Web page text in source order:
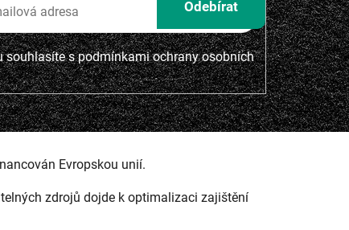
souhlasíte spodmínkami ochrany osobních
Evropskou unií.
zdrojů dojde k optimalizaci zajištění